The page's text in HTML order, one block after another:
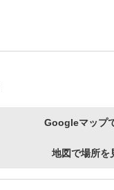
Googleマップ
地図で場所を